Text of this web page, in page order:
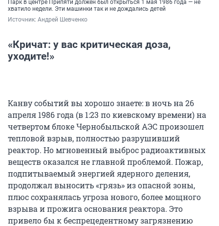
Парк в центре Припяти должен был открыться 1 мая 1986 года — не
хватило недели. Эти машинки так и не дождались детей
Источник: Андрей Шевченко
«Кричат: у вас критическая доза,
уходите!»
Канву событий вы хорошо знаете: в ночь на 26
апреля 1986 года (в 1:23 по киевскому времени) на
четвертом блоке Чернобыльской АЭС произошел
тепловой взрыв, полностью разрушивший
реактор. Но мгновенный выброс радиоактивных
веществ оказался не главной проблемой. Пожар,
подпитываемый энергией ядерного деления,
продолжал выносить «грязь» из опасной зоны,
плюс сохранялась угроза нового, более мощного
взрыва и прожига основания реактора. Это
привело бы к беспрецедентному загрязнению